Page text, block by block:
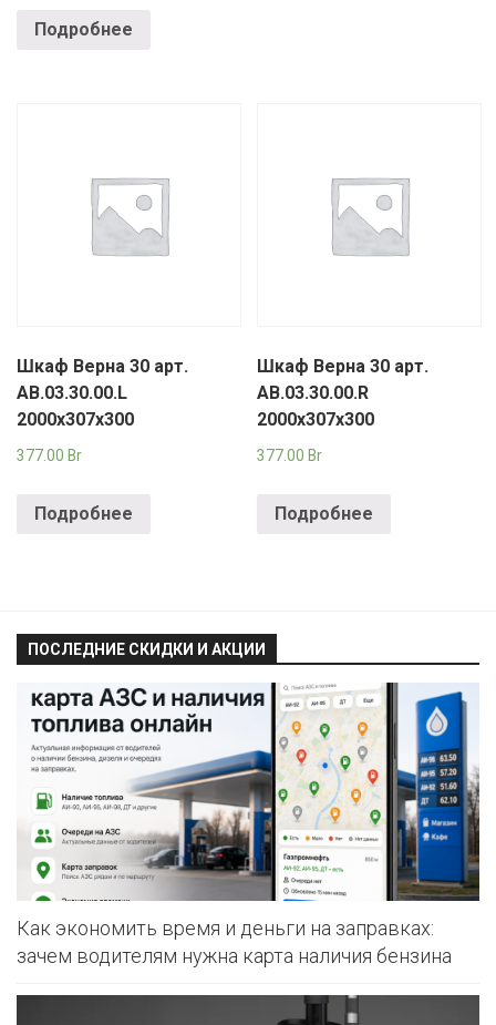
Подробнее
Шкаф Верна 30 арт.
АВ.03.30.00.L
2000х307х300
377.00 Br
Подробнее
Шкаф Верна 30 арт.
АВ.03.30.00.R
2000х307х300
377.00 Br
Подробнее
ПОСЛЕДНИЕ СКИДКИ И АКЦИИ
Как экономить время и деньги на заправках:
зачем водителям нужна карта наличия бензина